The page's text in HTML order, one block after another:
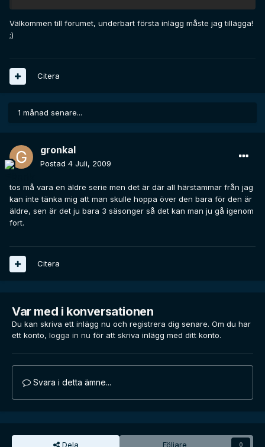
Välkommen till forumet, underbart första inlägg måste jag tillägga!
;)
Citera
1 månad senare...
gronkal
Postad 4 Juli, 2009
tos må vara en äldre serie men det är där all härstammar från jag
kan inte tänka mig att man skulle hoppa över den bara för den är
äldre, sen är det ju bara 3 säsonger så det kan man ju gå igenom
fort.
Citera
Var med i konversationen
Du kan skriva ett inlägg nu och registrera dig senare. Om du har
ett konto, logga in nu för att skriva inlägg med ditt konto.
Svara i detta ämne...
Dela Följare 0